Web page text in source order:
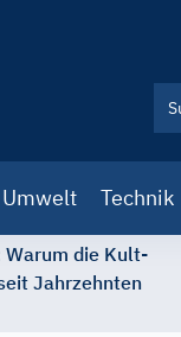
Technik
Warum die Kult-
Jahrzehnten